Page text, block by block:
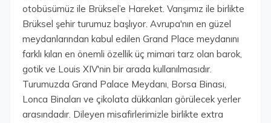
otobüsümüz ile Brüksel’e Hareket. Varışımız ile birlikte
Brüksel şehir turumuz başlıyor. Avrupa'nın en güzel
meydanlarından kabul edilen Grand Place meydanını
farklı kılan en önemli özellik üç mimari tarz olan barok,
gotik ve Louis XIV'nin bir arada kullanılmasıdır.
Turumuzda Grand Palace Meydanı, Borsa Binası,
Lonca Binaları ve çikolata dükkanları görülecek yerler
arasındadır. Dileyen misafirlerimizle birlikte extra